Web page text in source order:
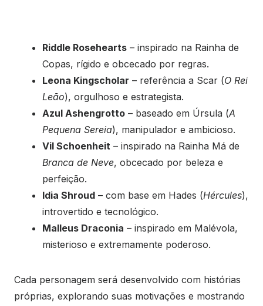
Riddle Rosehearts – inspirado na Rainha de
Copas, rígido e obcecado por regras.
Leona Kingscholar – referência a Scar (O Rei
Leão), orgulhoso e estrategista.
Azul Ashengrotto – baseado em Úrsula (A
Pequena Sereia), manipulador e ambicioso.
Vil Schoenheit – inspirado na Rainha Má de
Branca de Neve, obcecado por beleza e
perfeição.
Idia Shroud – com base em Hades (Hércules),
introvertido e tecnológico.
Malleus Draconia – inspirado em Malévola,
misterioso e extremamente poderoso.
Cada personagem será desenvolvido com histórias
próprias, explorando suas motivações e mostrando